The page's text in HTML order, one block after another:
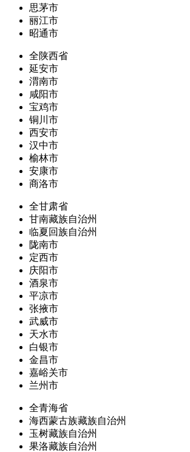
思茅市
丽江市
昭通市
全陕西省
延安市
渭南市
咸阳市
宝鸡市
铜川市
西安市
汉中市
榆林市
安康市
商洛市
全甘肃省
甘南藏族自治州
临夏回族自治州
陇南市
定西市
庆阳市
酒泉市
平凉市
张掖市
武威市
天水市
白银市
金昌市
嘉峪关市
兰州市
全青海省
海西蒙古族藏族自治州
玉树藏族自治州
果洛藏族自治州